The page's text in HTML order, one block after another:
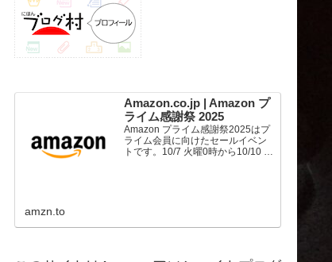
Amazon.co.jp | Amazon プ
ライム感謝祭 2025
Amazon プライム感謝祭2025はプ
ライム会員に向けたセールイベン
トです。10/7 火曜0時から10/10 金
amzn.to